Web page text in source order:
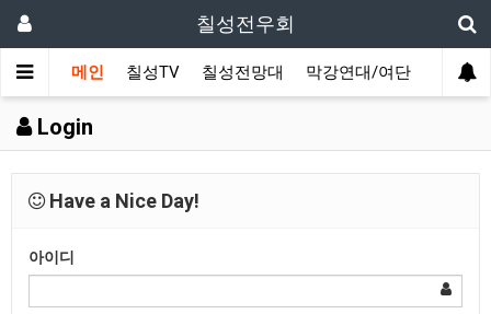
칠성전우회
메인 칠성TV 칠성전망대 막강연대/여단 사단
Login
Have a Nice Day!
아이디